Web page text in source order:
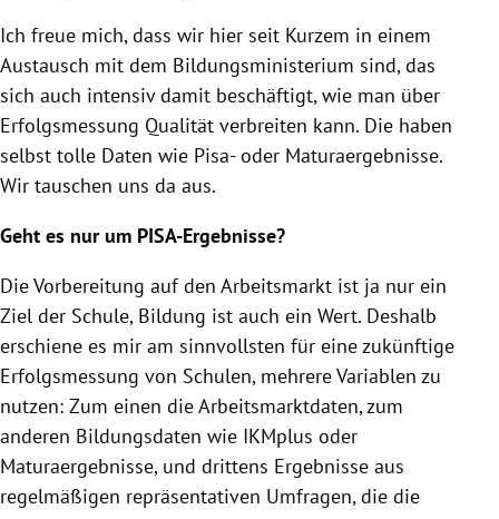
Ich freue mich, dass wir hier seit Kurzem in einem
Austausch mit dem Bildungsministerium sind, das
sich auch intensiv damit beschäftigt, wie man über
Erfolgsmessung Qualität verbreiten kann. Die haben
selbst tolle Daten wie Pisa- oder Maturaergebnisse.
Wir tauschen uns da aus.
Geht es nur um PISA-Ergebnisse?
Die Vorbereitung auf den Arbeitsmarkt ist ja nur ein
Ziel der Schule, Bildung ist auch ein Wert. Deshalb
erschiene es mir am sinnvollsten für eine zukünftige
Erfolgsmessung von Schulen, mehrere Variablen zu
nutzen: Zum einen die Arbeitsmarktdaten, zum
anderen Bildungsdaten wie IKMplus oder
Maturaergebnisse, und drittens Ergebnisse aus
regelmäßigen repräsentativen Umfragen, die die